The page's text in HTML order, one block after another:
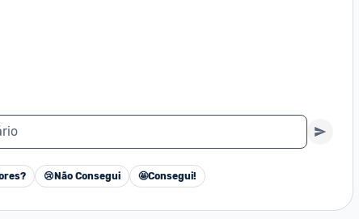
😢 Não Consegui 🤩Consegui!